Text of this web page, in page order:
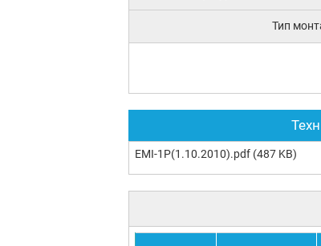
Тип
EMI-1P(1.10.2010).pdf (487 KB)